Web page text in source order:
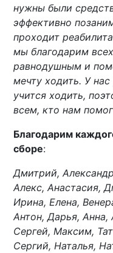
нужны были
эффективно
проходит
мы благодарим
равнодушным и
мечту ходить. У
учится ходить,
всем, кто нам
Благодарим
сборе:
Дмитрий,
Алекс, Анастасия,
Ирина, Елена,
Антон, Дарья, Анна,
Сергей, Максим,
Сергий, Наталья,